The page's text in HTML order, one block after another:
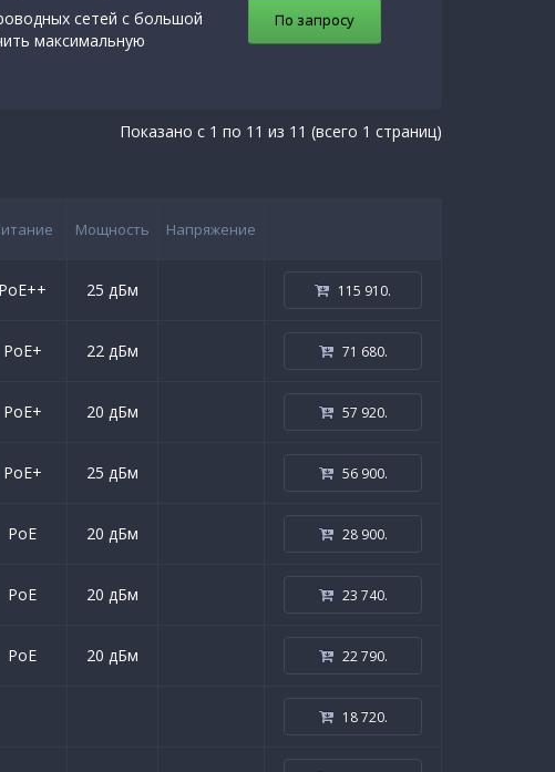
сетей с большой
максимальную
По запросу
Показано с 1 по 11 из 11 (всего 1 страниц)
Мощность Напряжение
PoE++ 25 дБм 115 910.
PoE+ 22 дБм 71 680.
PoE+ 20 дБм 57 920.
PoE+ 25 дБм 56 900.
PoE 20 дБм 28 900.
PoE 20 дБм 23 740.
PoE 20 дБм 22 790.
18 720.